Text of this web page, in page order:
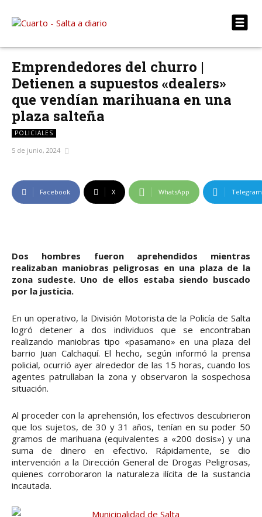
Emprendedores del churro |
Detienen a supuestos «dealers»
que vendían marihuana en una
plaza salteña
POLICIALES
5 de junio, 2024
Facebook X WhatsApp Telegram
Dos hombres fueron aprehendidos mientras
realizaban maniobras peligrosas en una plaza de la
zona sudeste. Uno de ellos estaba siendo buscado
por la justicia.
En un operativo, la División Motorista de la Policía de Salta
logró detener a dos individuos que se encontraban
realizando maniobras tipo «pasamano» en una plaza del
barrio Juan Calchaquí. El hecho, según informó la prensa
policial, ocurrió ayer alrededor de las 15 horas, cuando los
agentes patrullaban la zona y observaron la sospechosa
situación.
Al proceder con la aprehensión, los efectivos descubrieron
que los sujetos, de 30 y 31 años, tenían en su poder 50
gramos de marihuana (equivalentes a «200 dosis») y una
suma de dinero en efectivo. Rápidamente, se dio
intervención a la Dirección General de Drogas Peligrosas,
quienes corroboraron la naturaleza ilícita de la sustancia
incautada.